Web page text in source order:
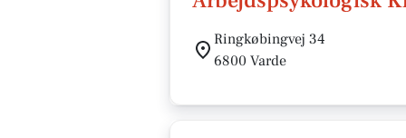
Ringkøbingvej 34
6800 Varde